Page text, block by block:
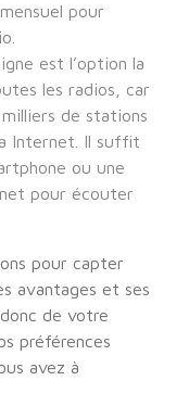
pour
est l’option la
les radios, car
de stations
Internet. Il suffit
ou une
pour écouter
pour capter
avantages et ses
de votre
préférences
avez à